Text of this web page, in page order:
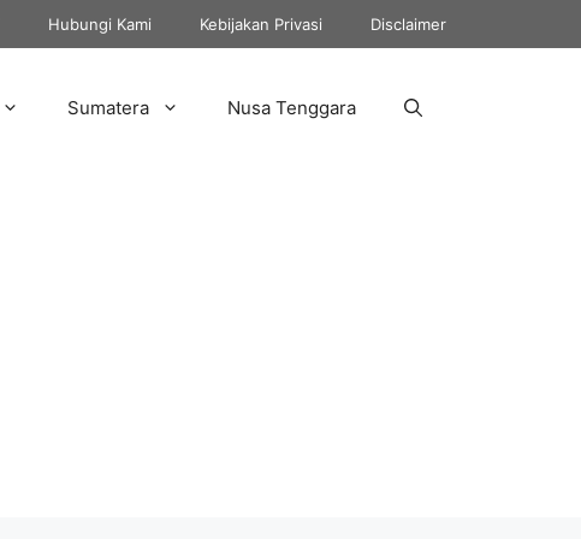
Hubungi Kami Kebijakan Privasi Disclaimer
Sumatera Nusa Tenggara